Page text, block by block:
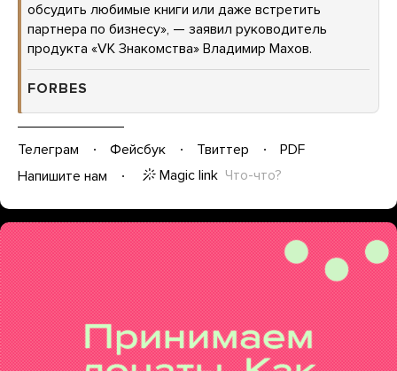
обсудить любимые книги или даже встретить
партнера по бизнесу», — заявил руководитель
продукта «VK Знакомства» Владимир Махов.
FORBES
Телеграм Фейсбук Твиттер
PDF
Напишите нам
Magic link Что-что?